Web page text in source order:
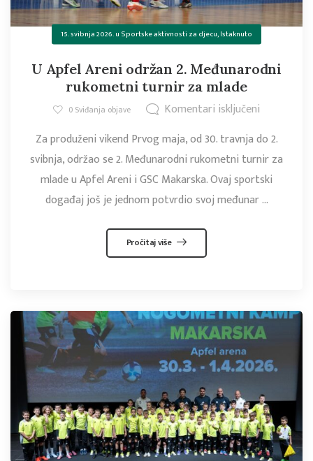
15. svibnja 2026.u Sportske aktivnosti za djecu,Istaknuto
U Apfel Areni održan 2. Međunarodni
rukometni turnir za mlade
0Sviđanja objave
Komentari isključeni
Za produženi vikend Prvog maja, od 30. travnja do 2.
svibnja, održao se 2. Međunarodni rukometni turnir za
mlade u Apfel Areni i GSC Makarska. Ovaj sportski
događaj još je jednom potvrdio svoj međunar ...
Pročitaj više